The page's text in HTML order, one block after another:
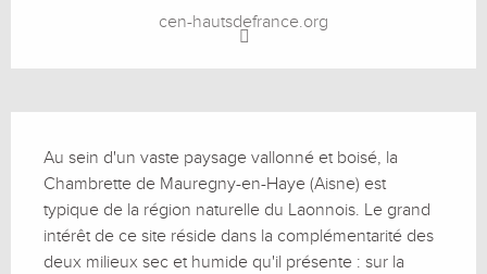
cen-hautsdefrance.org
Au sein d'un vaste paysage vallonné et boisé, la
Chambrette de Mauregny-en-Haye (Aisne) est
typique de la région naturelle du Laonnois. Le grand
intérêt de ce site réside dans la complémentarité des
deux milieux sec et humide qu'il présente : sur la